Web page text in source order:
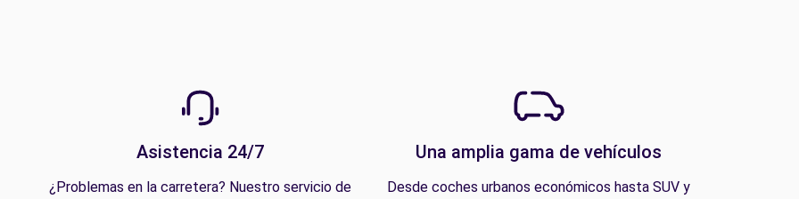
Asistencia 24/7
¿Problemas en la carretera? Nuestro servicio de
Una amplia gama de vehículos
Desde coches urbanos económicos hasta SUV y